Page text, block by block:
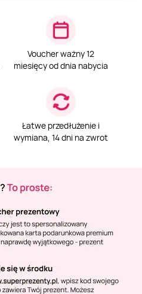
Voucher ważny 12
miesięcy od dnia nabycia
Łatwe przedłużenie i
wymiana, 14 dni na zwrot